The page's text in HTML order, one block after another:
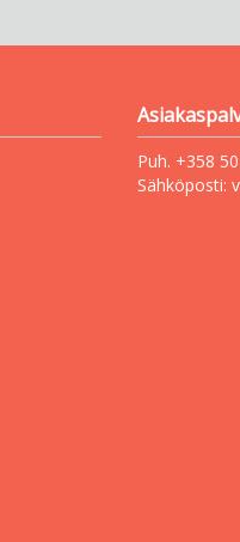
Puh. +358
Sähköposti: